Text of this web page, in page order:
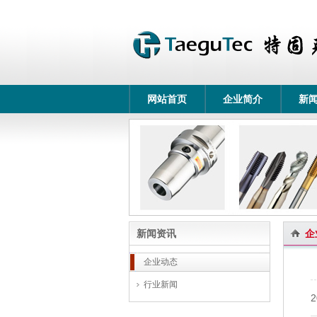
网站首页 企业简介 新
企
新闻资讯
企业动态
行业新闻